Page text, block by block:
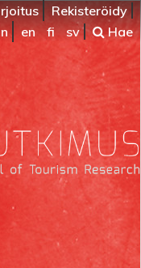
Rekisteröidy
en fi sv Hae